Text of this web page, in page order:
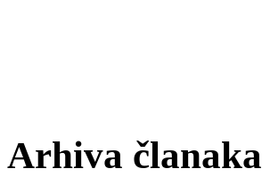
Arhiva članaka